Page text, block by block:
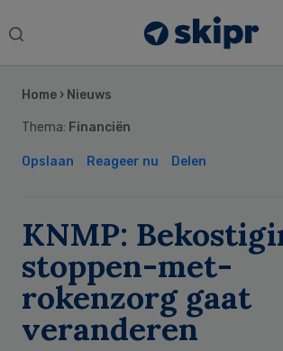
Search
Home › Nieuws
Thema: Financiën
Opslaan Reageer nu Delen
KNMP:
stoppen-met-
rokenzorg gaat
veranderen
Sidebar